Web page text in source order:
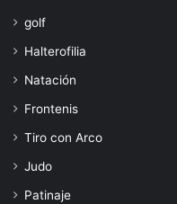
golf
Halterofilia
Natación
Frontenis
Tiro con Arco
Judo
Patinaje